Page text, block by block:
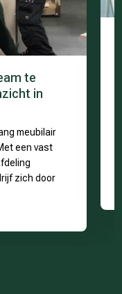
te
in
meubilair
een vast
zich door